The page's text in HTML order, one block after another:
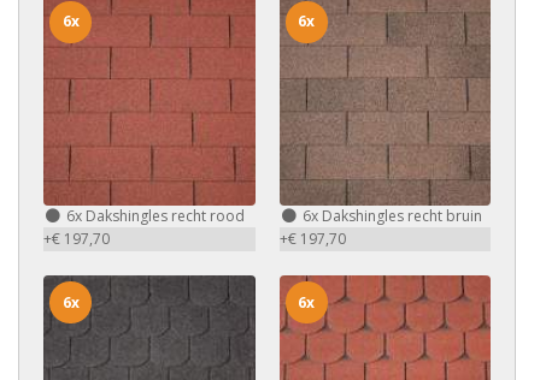
6x Dakshingles recht rood
+€ 197,70
6x
6xDakshingles recht bruin
+€ 197,70
6x
6x 6x